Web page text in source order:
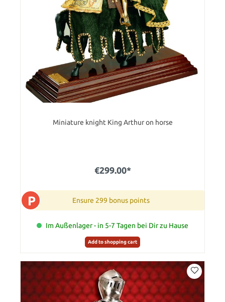
Miniature knight King Arthur on horse
€299.00*
P Ensure 299 bonus points
Im Außenlager - in 5-7 Tagen bei Dir zu Hause
Add to shopping cart